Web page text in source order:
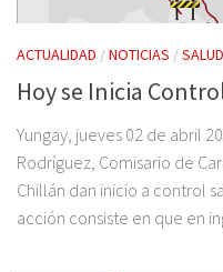
ACTUALIDAD /NOTICIAS /SALUD
Hoy se Inicia
Yungay, jueves 02 de abril
Rodríguez, Comisario de
Chillán dan inicio a control
acción consiste en que en